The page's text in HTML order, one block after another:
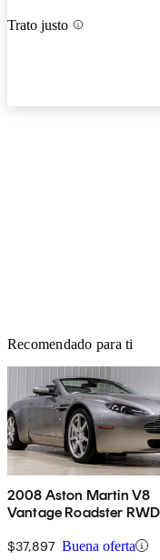
Trato justo
Recomendado para ti
2008 Aston Martin V8
Vantage Roadster RWD
$37,897 Buena oferta